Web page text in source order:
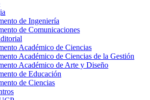
de Ingeniería
de Comunicaciones
Académico de Ciencias
Académico de Ciencias de la Gestión
Académico de Arte y Diseño
de Educación
de Ciencias